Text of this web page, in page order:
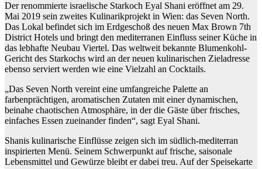
Der renommierte israelische Starkoch Eyal Shani eröffnet am 29.
Mai 2019 sein zweites Kulinarikprojekt in Wien: das Seven North.
Das Lokal befindet sich im Erdgeschoß des neuen Max Brown 7th
District Hotels und bringt den mediterranen Einfluss seiner Küche in
das lebhafte Neubau Viertel. Das weltweit bekannte Blumenkohl-
Gericht des Starkochs wird an der neuen kulinarischen Zieladresse
ebenso serviert werden wie eine Vielzahl an Cocktails.
„Das Seven North vereint eine umfangreiche Palette an
farbenprächtigen, aromatischen Zutaten mit einer dynamischen,
beinahe chaotischen Atmosphäre, in der die Gäste über frisches,
einfaches Essen zueinander finden“, sagt Eyal Shani.
Shanis kulinarische Einflüsse zeigen sich im südlich-mediterran
inspirierten Menü. Seinem Schwerpunkt auf frische, saisonale
Lebensmittel und Gewürze bleibt er dabei treu. Auf der Speisekarte